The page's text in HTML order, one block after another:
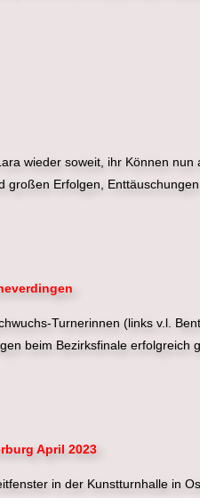
wieder soweit, ihr Können
großen Erfolgen,
Turnerinnen (links v.l.
beim Bezirksfinale erfolgreich
April 2023
in der Kunstturnhalle in